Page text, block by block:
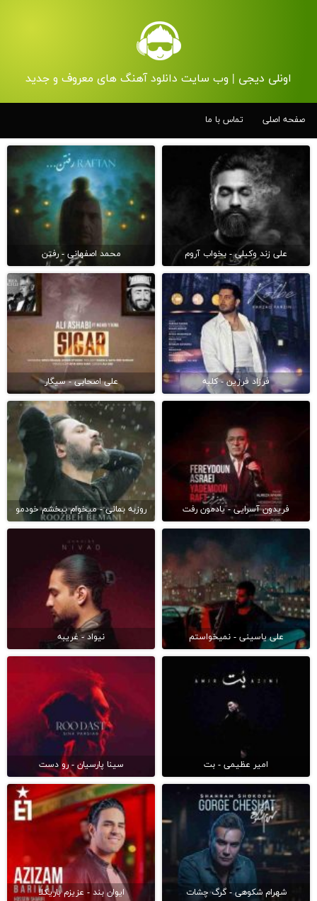
اونلی دیجی | وب سایت دانلود آهنگ های معروف و جدید
صفحه اصلی تماس با ما
علی زند وکیلی - بخواب آروم محمد اصفهانی - رفتن
فرزاد فرزین - کلبه علی اصحابی - سیگار
فریدون آسرایی - یادمون رفت روزبه بمانی - میخوام ببخشم خودمو
علی یاسینی - نمیخواستم نیواد - غریبه
امیر عظیمی - بت سینا پارسیان - رو دست
شهرام شکوهی - گرگ چشات ایوان بند - عزیزم باریکلا